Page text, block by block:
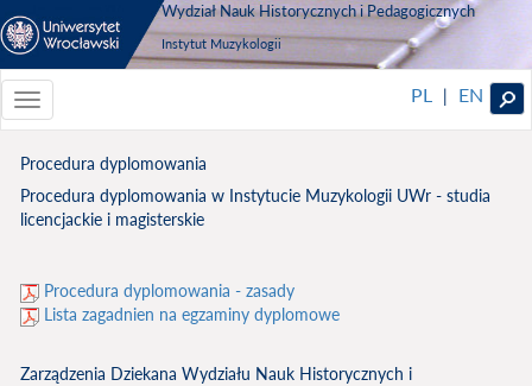
Wydział Nauk Historycznych i Pedagogicznych
Instytut Muzykologii
Toggle
navigationToggle
PL | EN
Procedura dyplomowania
Procedura dyplomowania w Instytucie Muzykologii UWr - studia
licencjackie i magisterskie
Procedura dyplomowania - zasady
Lista zagadnien na egzaminy dyplomowe
Zarządzenia Dziekana Wydziału Nauk Historycznych i